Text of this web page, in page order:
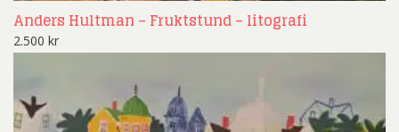
Anders Hultman – Fruktstund – litografi
2.500 kr